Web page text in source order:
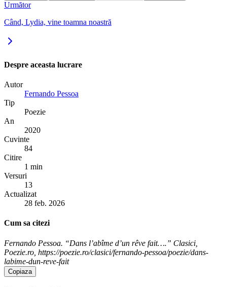
Următor
Când, Lydia, vine toamna noastră
Despre aceasta lucrare
Autor
Fernando Pessoa
Tip
Poezie
An
2020
Cuvinte
84
Citire
1 min
Versuri
13
Actualizat
28 feb. 2026
Cum sa citezi
Fernando Pessoa. “Dans l’abîme d’un rêve fait….” Clasici,
Poezie.ro, https://poezie.ro/clasici/fernando-pessoa/poezie/dans-
labime-dun-reve-fait
Copiaza